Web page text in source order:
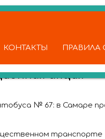
КОНТАКТЫ
ПРАВИЛА
акция
№ 67: в Самаре
транспорте